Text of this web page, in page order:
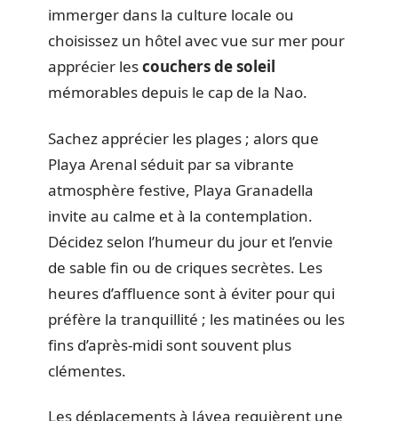
immerger dans la culture locale ou
choisissez un hôtel avec vue sur mer pour
apprécier lescouchers de soleil
mémorables depuis le cap de la Nao.
Sachez apprécier les plages ; alors que
Playa Arenal séduit par sa vibrante
atmosphère festive, Playa Granadella
invite au calme et à la contemplation.
Décidez selon l’humeur du jour et l’envie
de sable fin ou de criques secrètes. Les
heures d’affluence sont à éviter pour qui
préfère la tranquillité ; les matinées ou les
fins d’après-midi sont souvent plus
clémentes.
Les déplacements à Jávea requièrent une